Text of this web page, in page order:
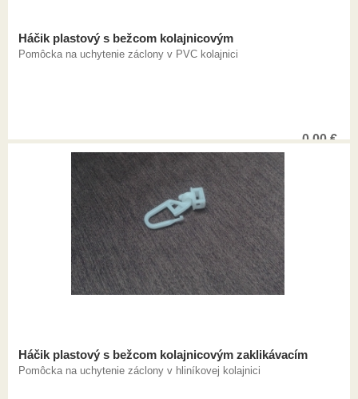
Háčik plastový s bežcom kolajnicovým
Pomôcka na uchytenie záclony v PVC kolajnici
0,00€
Háčik plastový s bežcom kolajnicovým zaklikávacím
Pomôcka na uchytenie záclony v hliníkovej kolajnici